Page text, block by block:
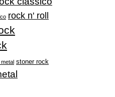
rock n' roll
stoner rock